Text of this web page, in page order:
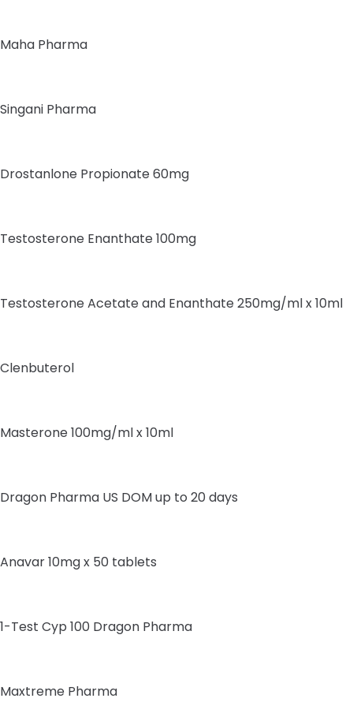
Maha Pharma
Singani Pharma
Drostanlone Propionate 60mg
Testosterone Enanthate 100mg
Testosterone Acetate and Enanthate 250mg/ml x 10ml
Clenbuterol
Masterone 100mg/ml x 10ml
Dragon Pharma US DOM up to 20 days
Anavar 10mg x 50 tablets
1-Test Cyp 100 Dragon Pharma
Maxtreme Pharma